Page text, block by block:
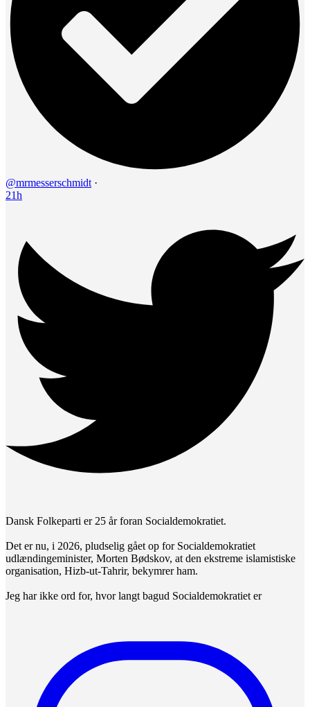
@mrmesserschmidt ·
21h
Dansk Folkeparti er 25 år foran Socialdemokratiet.
Det er nu, i 2026, pludselig gået op for Socialdemokratiet
udlændingeminister, Morten Bødskov, at den ekstreme islamistiske
organisation, Hizb-ut-Tahrir, bekymrer ham.
Jeg har ikke ord for, hvor langt bagud Socialdemokratiet er